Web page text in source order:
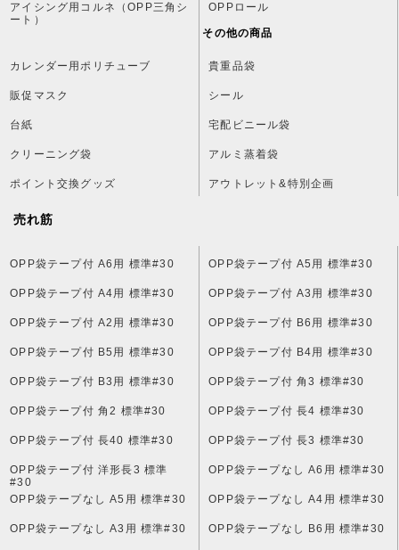
アイシング用コルネ（OPP三角シ
ート）
OPPロール
その他の商品
カレンダー用ポリチューブ 貴重品袋
販促マスク シール
台紙 宅配ビニール袋
クリーニング袋 アルミ蒸着袋
ポイント交換グッズ アウトレット&特別企画
売れ筋
OPP袋テープ付 A6用 標準#30 OPP袋テープ付 A5用 標準#30
OPP袋テープ付 A4用 標準#30 OPP袋テープ付 A3用 標準#30
OPP袋テープ付 A2用 標準#30 OPP袋テープ付 B6用 標準#30
OPP袋テープ付 B5用 標準#30 OPP袋テープ付 B4用 標準#30
OPP袋テープ付 B3用 標準#30 OPP袋テープ付 角3 標準#30
OPP袋テープ付 角2 標準#30 OPP袋テープ付 長4 標準#30
OPP袋テープ付 長40 標準#30 OPP袋テープ付 長3 標準#30
OPP袋テープ付 洋形長3 標準
#30
OPP袋テープなし A6用 標準#30
OPP袋テープなし A5用 標準#30 OPP袋テープなし A4用 標準#30
OPP袋テープなし A3用 標準#30 OPP袋テープなし B6用 標準#30